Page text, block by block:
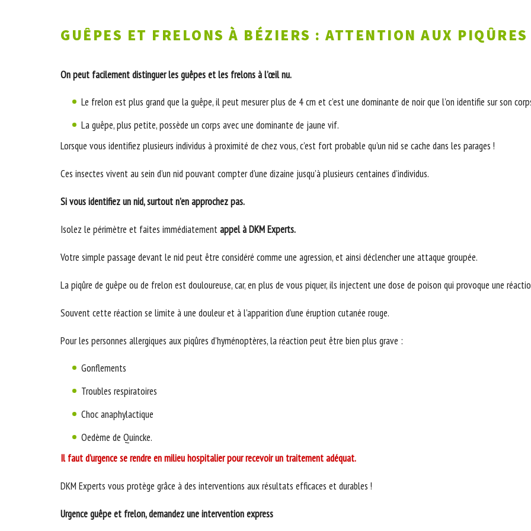
GUÊPES ET FRELONS À BÉZIERS : ATTENTION AUX
On peut facilement distinguer les guêpes et les frelons à l’œil nu.
Le frelon est plus grand que la guêpe, il peut mesurer plus de 4 cm et c’est une dominante de noir que l’on identifie sur son
La guêpe, plus petite, possède un corps avec une dominante de jaune vif.
Lorsque vous identifiez plusieurs individus à proximité de chez vous, c’est fort probable qu’un nid se cache dans les parages !
Ces insectes vivent au sein d’un nid pouvant compter d’une dizaine jusqu’à plusieurs centaines d’individus.
Si vous identifiez un nid, surtout n’en approchez pas.
Isolez le périmètre et faites immédiatementappel à DKM Experts.
Votre simple passage devant le nid peut être considéré comme une agression, et ainsi déclencher une attaque groupée.
La piqûre de guêpe ou de frelon est douloureuse, car, en plus de vous piquer, ils injectent une dose de poison qui provoque une
Souvent cette réaction se limite à une douleur et à l’apparition d’une éruption cutanée rouge.
Pour les personnes allergiques aux piqûres d’hyménoptères, la réaction peut être bien plus grave :
Gonflements
Troubles respiratoires
Choc anaphylactique
Oedème de Quincke.
Il faut d’urgence se rendre en milieu hospitalier pour recevoir un traitement adéquat.
DKM Experts vous protège grâce à des interventions aux résultats efficaces et durables !
Urgence guêpe et frelon, demandez une intervention express